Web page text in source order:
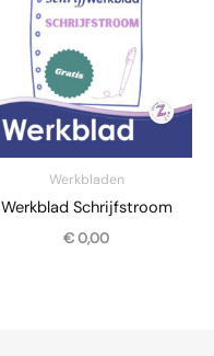
Werkbladen
Werkblad Schrijfstroom
€0,00